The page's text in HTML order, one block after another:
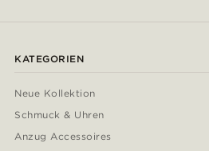
KATEGORIEN
Neue Kollektion
Schmuck & Uhren
Anzug Accessoires